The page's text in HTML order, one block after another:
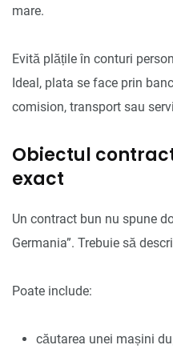
mare.
Evită plățile în conturi
Ideal, plata se face prin
comision, transport sau
Obiectul
exact
Un contract bun nu spune
Germania”. Trebuie să
Poate include:
căutarea unei mașini